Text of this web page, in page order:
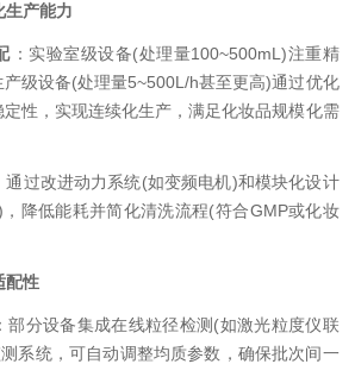
生产能力​
​：实验室级设备(处理量100~500mL)注重精
级设备(处理量5~500L/h甚至更高)通过优化
性，实现连续化生产，满足化妆品规模化需
通过改进动力系统(如变频电机)和模块化设计
降低能耗并简化清洗流程(符合GMP或化妆
配性​
​：部分设备集成在线粒径检测(如激光粒度仪联
系统，可自动调整均质参数，确保批次间一